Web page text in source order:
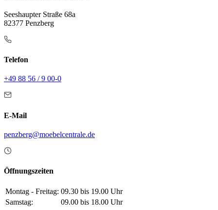
Seeshaupter Straße 68a
82377 Penzberg
Telefon
+49 88 56 / 9 00-0
E-Mail
penzberg@moebelcentrale.de
Öffnungszeiten
Montag - Freitag: 09.30 bis 19.00 Uhr
Samstag:
09.00 bis 18.00 Uhr